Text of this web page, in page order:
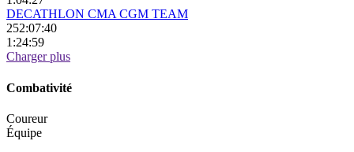
DECATHLON CMA CGM TEAM
252:07:40
1:24:59
Charger plus
Combativité
Coureur
Équipe